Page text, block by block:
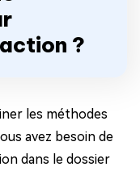
?
les méthodes
avez besoin de
dans le dossier